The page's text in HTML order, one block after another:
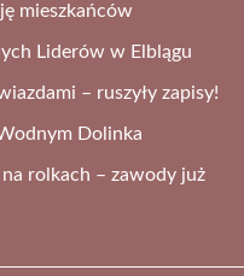
mieszkańców
Liderów w Elblągu
– ruszyły zapisy!
Dolinka
rolkach – zawody już